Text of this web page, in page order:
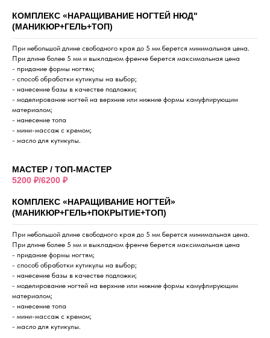
КОМПЛЕКС «НАРАЩИВАНИЕ НОГТЕЙ НЮД"
(МАНИКЮР+ГЕЛЬ+ТОП)
При небольшой длине свободного края до 5 мм берется минимальная цена.
При длине более 5 мм и выкладном френче берется максимальная цена
- придание формы ногтям;
- способ обработки кутикулы на выбор;
- нанесение базы в качестве подложки;
- моделирование ногтей на верхние или нижние формы камуфлирующим
материалом;
- нанесение топа
- мини-массаж с кремом;
- масло для кутикулы.
МАСТЕР / ТОП-МАСТЕР
5200 ₽/6200 ₽
КОМПЛЕКС «НАРАЩИВАНИЕ НОГТЕЙ»
(МАНИКЮР+ГЕЛЬ+ПОКРЫТИЕ+ТОП)
При небольшой длине свободного края до 5 мм берется минимальная цена.
При длине более 5 мм и выкладном френче берется максимальная цена
- придание формы ногтям;
- способ обработки кутикулы на выбор;
- нанесение базы в качестве подложки;
- моделирование ногтей на верхние или нижние формы камуфлирующим
материалом;
- нанесение топа
- мини-массаж с кремом;
- масло для кутикулы.